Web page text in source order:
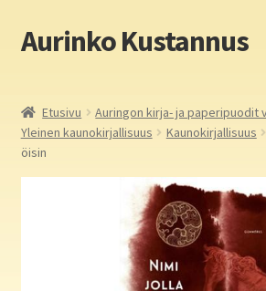
Siirry
navigointiin
Siirry
sisältöön
Aurinko Kustannus
Yritys
Aurinko Kustannus: kirjat
Etusivu Auringon kirja- ja paperipuodit
Yleinen kaunokirjallisuus
Kaunokirjallisuus
öisin